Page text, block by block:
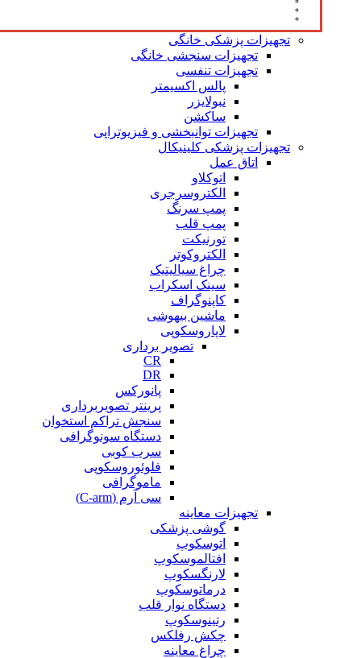
تجهیزات پزشکی خانگی
تجهیزات سنجشی خانگی
تجهیزات تنفسی
پالس اکسیمتر
نبولایزر
ساکشن
تجهیزات توانبخشی و فیزیوتراپی
تجهیزات پزشکی کلینیکال
اتاق عمل
اتوکلاو
الکتروسرجری
پمپ سرنگ
پمپ قلب
تورنیکت
الکتروکوتر
چراغ سیالیتیک
سینک اسکراب
کاپنوگراف
ماشین بیهوشی
لاپاروسکوپی
تصویر برداری
CR
DR
پانورکس
پرینتر تصویربرداری
سنجش تراکم استخوان
دستگاه سونوگرافی
سرب کوبی
فلوئوروسکوپی
ماموگرافی
سی آرم (C-arm)
تجهیزات معاینه
گوشی پزشکی
اتوسکوپ
افتالموسکوپ
لارنگسکوپ
درماتوسکوپ
دستگاه نوار قلب
رتینوسکوپ
چکش رفلکس
چراغ معاینه